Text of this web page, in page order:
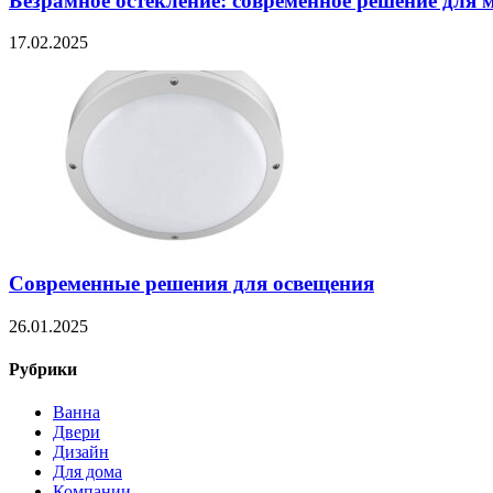
17.02.2025
Современные решения для освещения
26.01.2025
Рубрики
Ванна
Двери
Дизайн
Для дома